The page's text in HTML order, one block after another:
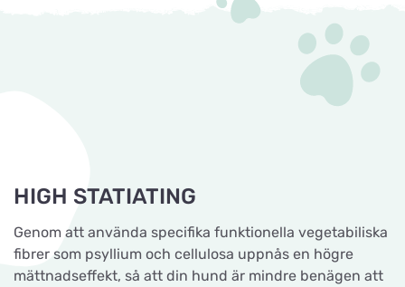
HIGH STATIATING
Genom att använda specifika funktionella vegetabiliska
fibrer som psyllium och cellulosa uppnås en högre
mättnadseffekt, så att din hund är mindre benägen att